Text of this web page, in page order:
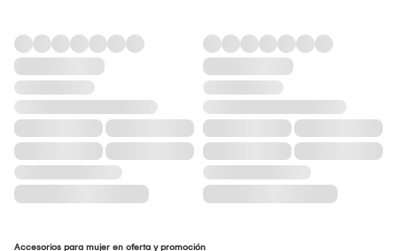
Accesorios para mujer en oferta y promoción